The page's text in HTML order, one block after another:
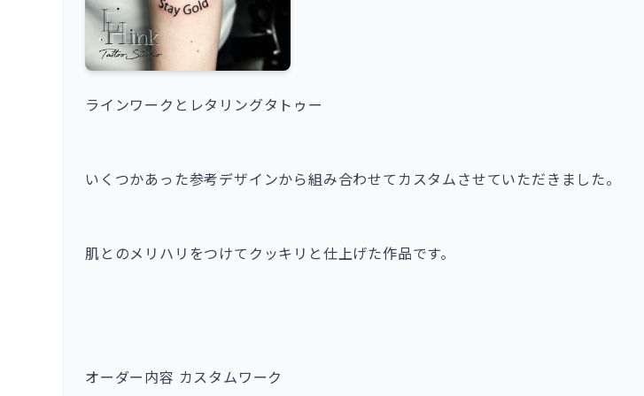
ラインワークとレタリングタトゥー
いくつかあった参考デザインから組み合わせてカスタムさせていただきました。
肌とのメリハリをつけてクッキリと仕上げた作品です。
オーダー内容 カスタムワーク